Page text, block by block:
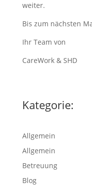
weiter.
Bis zum nächsten
Ihr Team von
CareWork & SHD
Kategorie:
Allgemein
Allgemein
Betreuung
Blog